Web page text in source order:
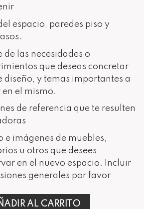
espacio, paredes piso y
de las necesidades o
que deseas concretar
diseño, y temas importantes a
en el mismo.
de referencia que te resulten
e imágenes de muebles,
u otros que desees
en el nuevo espacio. Incluir
generales por favor
3 AMBIENTES cantidad
AL CARRITO